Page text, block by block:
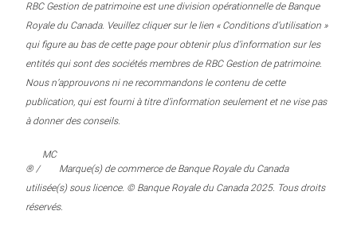
RBC Gestion de patrimoine est une division opérationnelle de Banque
Royale du Canada. Veuillez cliquer sur le lien « Conditions d’utilisation »
qui figure au bas de cette page pour obtenir plus d’information sur les
entités qui sont des sociétés membres de RBC Gestion de patrimoine.
Nous n’approuvons ni ne recommandons le contenu de cette
publication, qui est fourni à titre d’information seulement et ne vise pas
à donner des conseils.
® /
MC
Marque(s) de commerce de Banque Royale du Canada
utilisée(s) sous licence. © Banque Royale du Canada 2025. Tous droits
réservés.